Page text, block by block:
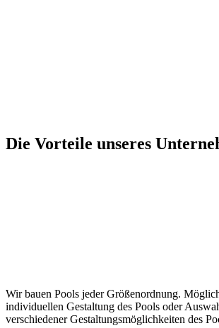
Die Vorteile unseres
Wir bauen Pools jeder Größenordnung.
individuellen Gestaltung des Pools oder
verschiedener Gestaltungsmöglichkeiten des